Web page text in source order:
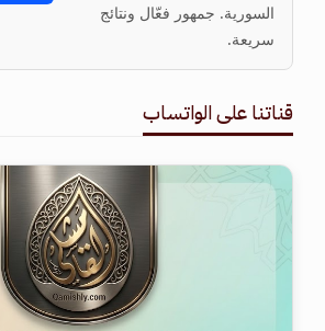
السورية. جمهور فعّال ونتائج
سريعة.
قناتنا على الواتساب